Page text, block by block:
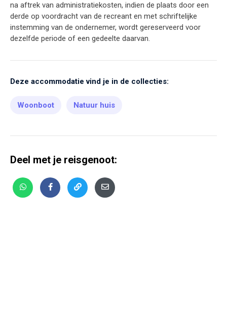
na aftrek van administratiekosten, indien de plaats door een
derde op voordracht van de recreant en met schriftelijke
instemming van de ondernemer, wordt gereserveerd voor
dezelfde periode of een gedeelte daarvan.
Deze accommodatie vind je in de collecties:
Woonboot Natuur huis
Deel met je reisgenoot: